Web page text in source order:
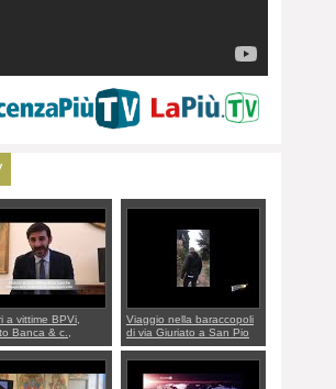
a vittime BPVi,
Banca & c.,
al sottosegretario
Villarosa: per
ordine convochi
Maio CNCU a
Viaggio nella baraccopoli
di via Giuriato a San Pio
X. Vicenza ai Vicentini:
“faremo un regalo di
Natale ai residenti”